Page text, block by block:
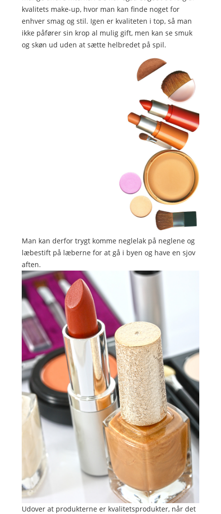
kvalitets make-up, hvor man kan finde noget for
enhver smag og stil. Igen er kvaliteten i top, så man
ikke påfører sin krop al mulig gift, men kan se smuk
og skøn ud uden at sætte helbredet på spil.
Man kan derfor trygt komme neglelak på neglene og
læbestift på læberne for at gå i byen og have en sjov
aften.
Udover at produkterne er kvalitetsprodukter, når det